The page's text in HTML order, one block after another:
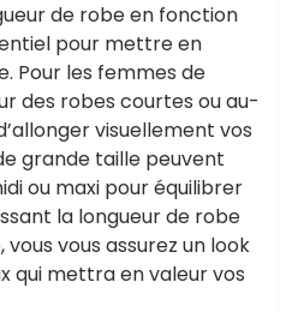
de robe en fonction
pour mettre en
Pour les femmes de
des robes courtes ou au-
visuellement vos
grande taille peuvent
ou maxi pour équilibrer
la longueur de robe
vous assurez un look
qui mettra en valeur vos